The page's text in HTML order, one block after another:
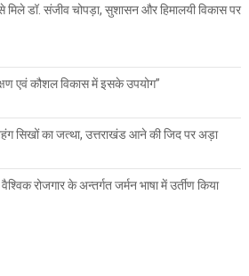
मिले डॉ. संजीव चोपड़ा, सुशासन और हिमालयी विकास पर
एवं कौशल विकास में इसके उपयोग”
सिखों का जत्था, उत्तराखंड आने की जिद पर अड़ा
रोजगार के अन्तर्गत जर्मन भाषा में उर्तीण किया